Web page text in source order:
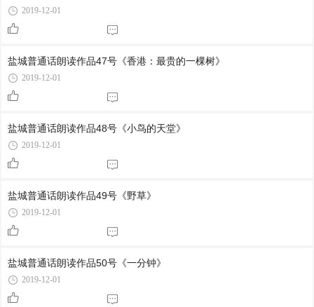
2019-12-01
盐城普通话朗读作品47号《香港：最贵的一棵树》
2019-12-01
盐城普通话朗读作品48号《小鸟的天堂》
2019-12-01
盐城普通话朗读作品49号《野草》
2019-12-01
盐城普通话朗读作品50号《一分钟》
2019-12-01